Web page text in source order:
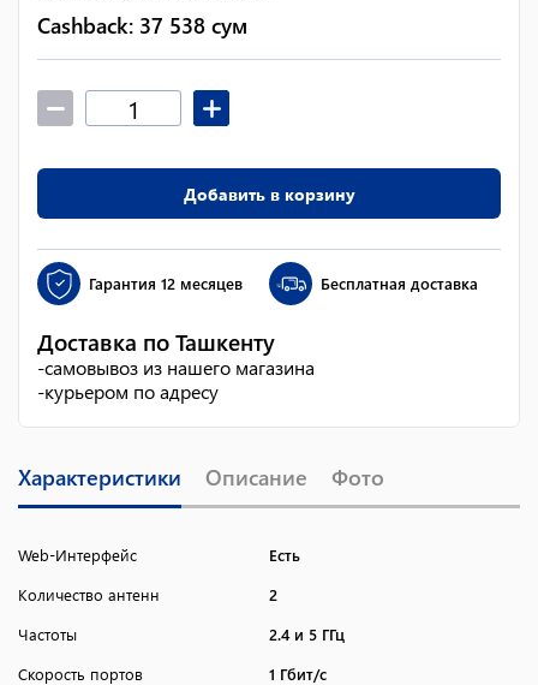
Cashback: 37 538 сум
Добавить в корзину
Гарантия 12 месяцев Бесплатная доставка
Доставка по Ташкенту
-самовывоз из нашего магазина
-курьером по адресу
Характеристики Описание Фото
Web-Интерфейс
Есть
Количество антенн
2
Частоты
2.4 и 5 ГГц
Скорость портов
1 Гбит/с